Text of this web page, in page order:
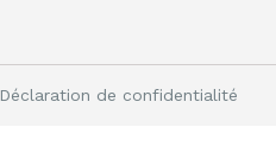
Déclaration de confidentialité